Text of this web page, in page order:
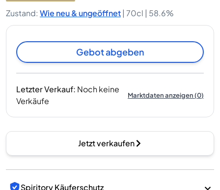
Zustand: Wie neu & ungeöffnet | 70cl | 58.6%
Gebot abgeben
Letzter Verkauf: Noch keine
Verkäufe
Marktdaten anzeigen(0)
Jetzt verkaufen
Spiritory Käuferschutz